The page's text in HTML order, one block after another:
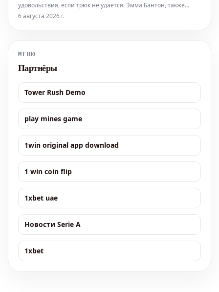
удовольствия, если трюк не удается. Эмма Бантон, также
известная как Бэби Спайс из Spice Girls, познала эту истину во
6 августа 2026 г.
МЕНЮ
Партнёры
Tower Rush Demo
play mines game
1win original app download
1 win coin flip
1xbet uae
Новости Serie A
1xbet